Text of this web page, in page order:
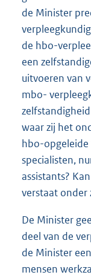
de Minister
de hbo-
een
uitvoeren van
mbo-
waar zij het
hbo-opgeleide
specialisten,
assistants?
verstaat onder
De Minister
deel van de
de Minister
mensen